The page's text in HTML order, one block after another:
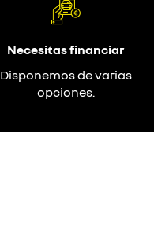
Necesitas financiar
Disponemos de varias
opciones.